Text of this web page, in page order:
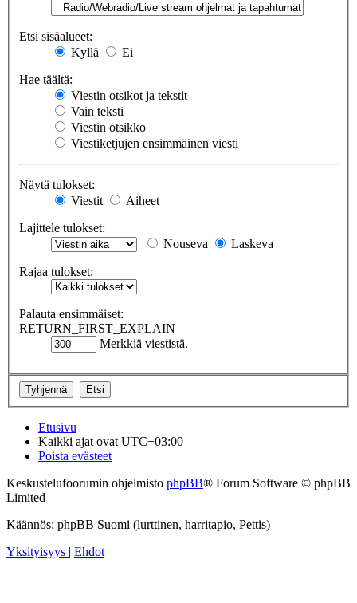
Etsi sisäalueet:
Kyllä
Ei
Hae täältä:
Viestin otsikot ja tekstit
Vain teksti
Viestin otsikko
Viestiketjujen ensimmäinen viesti
Näytä tulokset:
Viestit
Aiheet
Lajittele tulokset:
Nouseva
Laskeva
Rajaa tulokset:
Palauta ensimmäiset:
RETURN_FIRST_EXPLAIN
Merkkiä viestistä.
Etusivu
Kaikki ajat ovat UTC+03:00
Poista evästeet
Keskustelufoorumin ohjelmisto phpBB® Forum Software © phpBB
Limited
Käännös: phpBB Suomi (lurttinen, harritapio, Pettis)
Yksityisyys | Ehdot